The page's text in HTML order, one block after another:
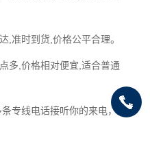
准时到货,价格公平合理。
多,价格相对便宜,适合普通
专线电话接听你的来电，第